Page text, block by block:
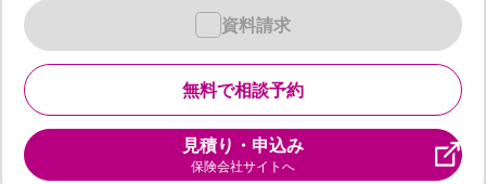
無料で相談予約
資料請求
見積り・申込み
保険会社サイトへ